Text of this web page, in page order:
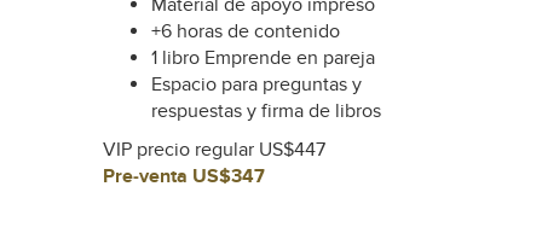
+6 horas de contenido
1 libro Emprende en pareja
Espacio para preguntas y
respuestas y firma de libros
VIP precio regular US$447
Pre-venta US$347